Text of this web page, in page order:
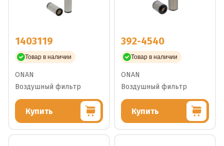
1403119
Товар в наличии
ONAN
Воздушный фильтр
Купить
392-4540
Товар в наличии
ONAN
Воздушный фильтр
Купить